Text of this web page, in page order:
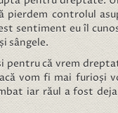
pierdem controlul
sentiment eu îl
sângele.
pentru că vrem
vom fi mai furioși
iar răul a fost